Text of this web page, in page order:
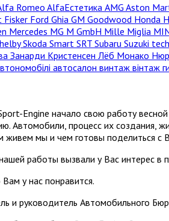
Romeo AlfaЕстетика AMG Aston
Fisker Ford Ghia GM Goodwood Honda
Mercedes MG M GmbH Mille Miglia
Skoda Smart SRT Subaru Suzuki
Занарди Кристенсен Лёб Монако
автосалон винтаж вінтаж
Engine начало свою работу
Автомобили, процесс их создания,
живем мы и чем готовы поделиться с
работы вызвали у Вас интерес в
у нас понравится.
и руководитель Автомобильного